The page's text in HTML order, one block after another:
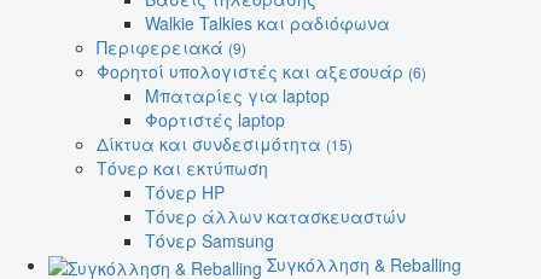
Walkie Talkies και ραδιόφωνα
Περιφερειακά (9)
Φορητοί υπολογιστές και αξεσουάρ (6)
Μπαταρίες για laptop
Φορτιστές laptop
Δίκτυα και συνδεσιμότητα (15)
Τόνερ και εκτύπωση
Τόνερ HP
Τόνερ άλλων κατασκευαστών
Τόνερ Samsung
Συγκόλληση & Reballing